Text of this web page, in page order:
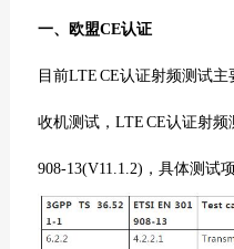
一、欧盟CE认证
目前LTECE认证射频测试主
收机测试，LTE CE认证射频
908-13(V11.1.2)，具体测试